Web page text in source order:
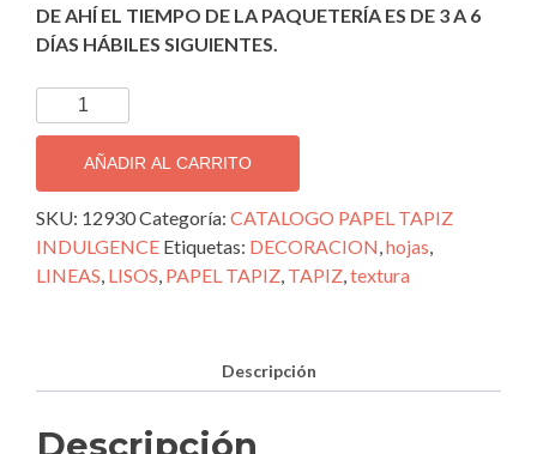
DE AHÍ EL TIEMPO DE LA PAQUETERÍA ES DE 3 A 6
DÍAS HÁBILES SIGUIENTES.
TAPIZ
DECORATIVO
IMPORTADO
INDULGENCE;
12930
cantidad
AÑADIR AL CARRITO
SKU: 12930Categoría: CATALOGO PAPEL TAPIZ
INDULGENCE Etiquetas: DECORACION,hojas,
LINEAS, LISOS, PAPEL TAPIZ, TAPIZ,textura
Descripción
Descripción